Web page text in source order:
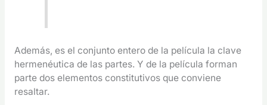
Además, es el conjunto entero de la película la clave
hermenéutica de las partes. Y de la película forman
parte dos elementos constitutivos que conviene
resaltar.